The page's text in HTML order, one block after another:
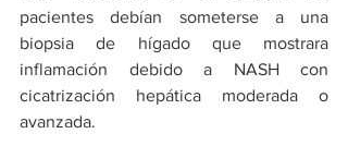
pacientes debían someterse a una
biopsia de hígado que mostrara
inflamación debido a NASH con
cicatrización hepática moderada o
avanzada.